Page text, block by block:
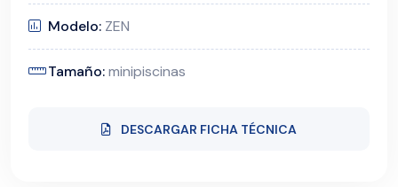
Modelo: ZEN
Tamaño:minipiscinas
DESCARGAR FICHA TÉCNICA